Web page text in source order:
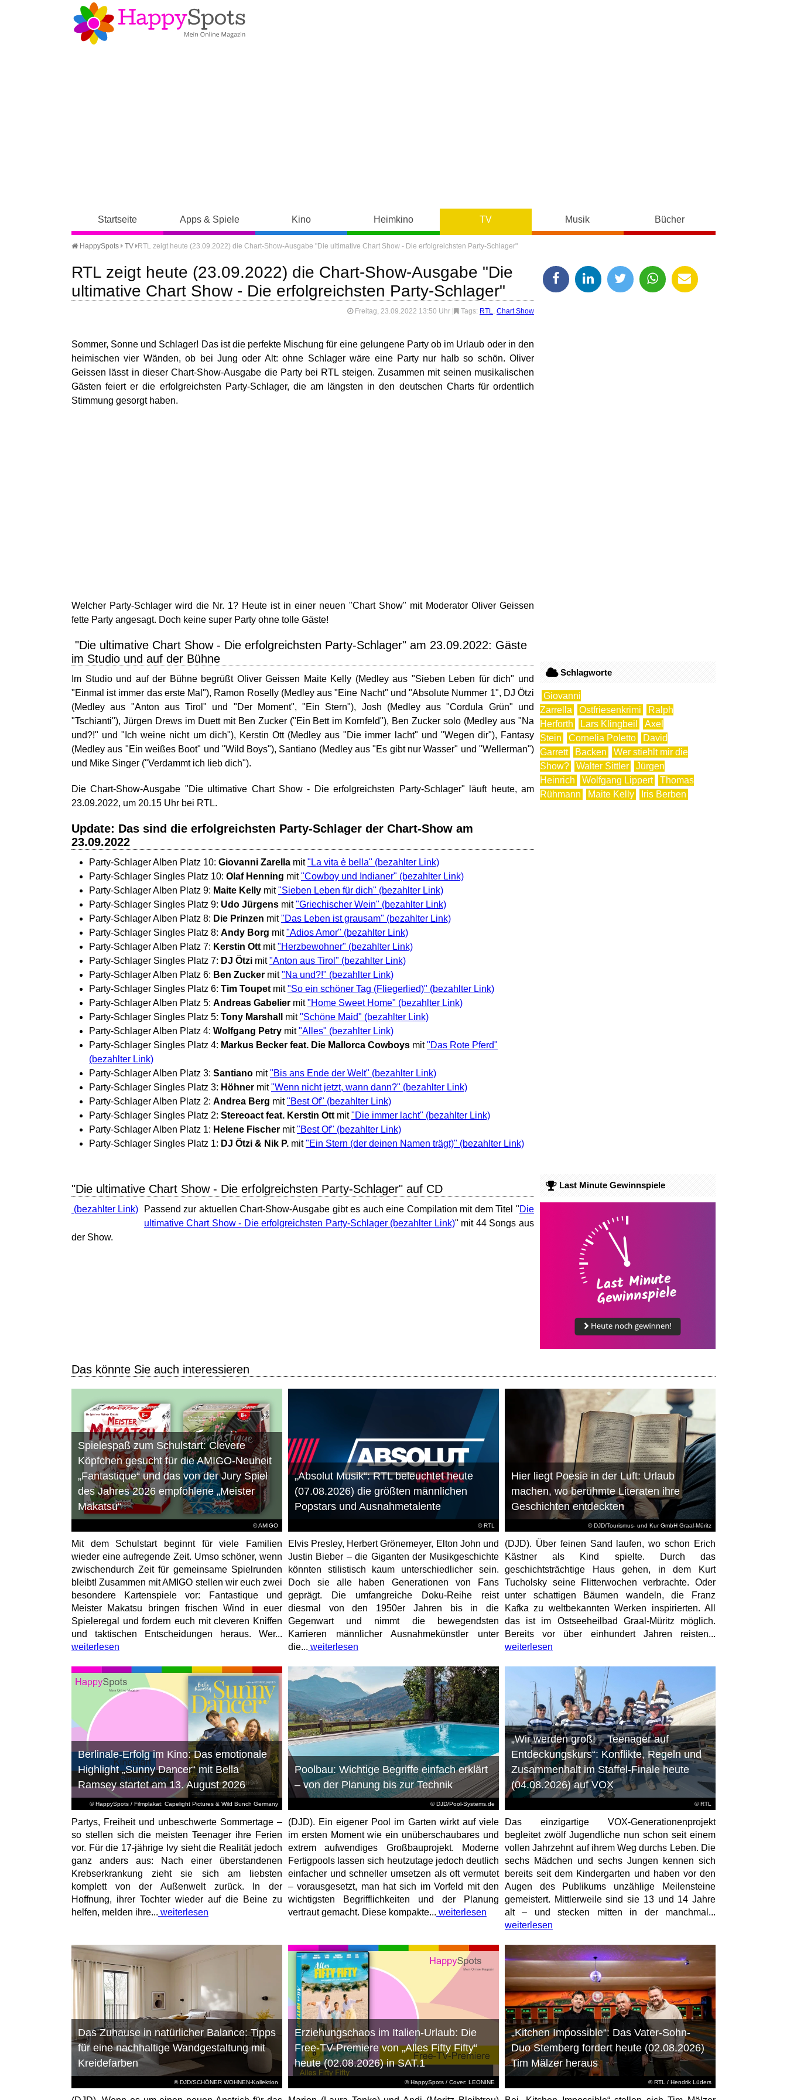
Startseite Apps & Spiele Kino Heimkino TV Musik Bücher
HappySpots TV RTL zeigt heute (23.09.2022) die Chart-Show-Ausgabe "Die ultimative Chart Show - Die erfolgreichsten Party-Schlager"
RTL zeigt heute (23.09.2022) die Chart-Show-Ausgabe "Die
ultimative Chart Show - Die erfolgreichsten Party-Schlager"
Freitag, 23.09.2022 13:50 Uhr Tags: RTL, Chart Show
Sommer, Sonne und Schlager! Das ist die perfekte Mischung für eine gelungene Party ob im Urlaub oder in den
heimischen vier Wänden, ob bei Jung oder Alt: ohne Schlager wäre eine Party nur halb so schön. Oliver
Geissen lässt in dieser Chart-Show-Ausgabe die Party bei RTL steigen. Zusammen mit seinen musikalischen
Gästen feiert er die erfolgreichsten Party-Schlager, die am längsten in den deutschen Charts für ordentlich
Stimmung gesorgt haben.
Welcher Party-Schlager wird die Nr. 1? Heute ist in einer neuen "Chart Show" mit Moderator Oliver Geissen
fette Party angesagt. Doch keine super Party ohne tolle Gäste!
"Die ultimative Chart Show - Die erfolgreichsten Party-Schlager" am 23.09.2022: Gäste
im Studio und auf der Bühne
Im Studio und auf der Bühne begrüßt Oliver Geissen Maite Kelly (Medley aus "Sieben Leben für dich" und
"Einmal ist immer das erste Mal"), Ramon Roselly (Medley aus "Eine Nacht" und "Absolute Nummer 1", DJ Ötzi
(Medley aus "Anton aus Tirol" und "Der Moment", "Ein Stern"), Josh (Medley aus "Cordula Grün" und
"Tschianti"), Jürgen Drews im Duett mit Ben Zucker ("Ein Bett im Kornfeld"), Ben Zucker solo (Medley aus "Na
und?!" und "Ich weine nicht um dich"), Kerstin Ott (Medley aus "Die immer lacht" und "Wegen dir"), Fantasy
(Medley aus "Ein weißes Boot" und "Wild Boys"), Santiano (Medley aus "Es gibt nur Wasser" und "Wellerman")
und Mike Singer ("Verdammt ich lieb dich").
Die Chart-Show-Ausgabe "Die ultimative Chart Show - Die erfolgreichsten Party-Schlager" läuft heute, am
23.09.2022, um 20.15 Uhr bei RTL.
Update: Das sind die erfolgreichsten Party-Schlager der Chart-Show am
23.09.2022
Party-Schlager Alben Platz 10: Giovanni Zarella mit"La vita è bella"
Party-Schlager Singles Platz 10: Olaf Henning mit"Cowboy und Indianer"
Party-Schlager Alben Platz 9: Maite Kelly mit"Sieben Leben für dich"
Party-Schlager Singles Platz 9: Udo Jürgens mit"Griechischer Wein"
Party-Schlager Alben Platz 8: Die Prinzen mit"Das Leben ist grausam"
Party-Schlager Singles Platz 8: Andy Borg mit"Adios Amor"
Party-Schlager Alben Platz 7: Kerstin Ott mit"Herzbewohner"
Party-Schlager Singles Platz 7: DJ Ötzi mit"Anton aus Tirol"
Party-Schlager Alben Platz 6: Ben Zucker mit"Na und?!"
Party-Schlager Singles Platz 6: Tim Toupet mit"So ein schöner Tag (Fliegerlied)"
Party-Schlager Alben Platz 5: Andreas Gabelier mit"Home Sweet Home"
Party-Schlager Singles Platz 5: Tony Marshall mit"Schöne Maid"
Party-Schlager Alben Platz 4: Wolfgang Petry mit"Alles"
Party-Schlager Singles Platz 4: Markus Becker feat. Die Mallorca Cowboys mit"Das Rote Pferd"
Party-Schlager Alben Platz 3: Santiano mit"Bis ans Ende der Welt"
Party-Schlager Singles Platz 3: Höhner mit"Wenn nicht jetzt, wann dann?"
Party-Schlager Alben Platz 2: Andrea Berg mit"Best Of"
Party-Schlager Singles Platz 2: Stereoact feat. Kerstin Ott mit"Die immer lacht"
Party-Schlager Alben Platz 1: Helene Fischer mit"Best Of"
Party-Schlager Singles Platz 1: DJ Ötzi & Nik P. mit"Ein Stern (der deinen Namen trägt)"
"Die ultimative Chart Show - Die erfolgreichsten Party-Schlager" auf CD
Passend zur aktuellen Chart-Show-Ausgabe gibt es auch eine Compilation mit dem Titel "Die
ultimative Chart Show - Die erfolgreichsten Party-Schlager
" mit 44 Songs aus
der Show.
Schlagworte
Giovanni
Zarrella
Ostfriesenkrimi
Ralph
Herforth
Lars Klingbeil
Axel
Stein
Cornelia Poletto
David
Garrett
Backen
Wer stiehlt mir die
Show?
Walter Sittler
Jürgen
Heinrich
Wolfgang Lippert
Thomas
Rühmann
Maite Kelly Iris Berben
Last Minute Gewinnspiele
Das könnte Sie auch interessieren
© AMIGO
Spielespaß zum Schulstart: Clevere
Köpfchen gesucht für die AMIGO-Neuheit
„Fantastique“ und das von der Jury Spiel
des Jahres 2026 empfohlene „Meister
Makatsu“
Mit dem Schulstart beginnt für viele Familien
wieder eine aufregende Zeit. Umso schöner, wenn
zwischendurch Zeit für gemeinsame Spielrunden
bleibt! Zusammen mit AMIGO stellen wir euch zwei
besondere Kartenspiele vor: Fantastique und
Meister Makatsu bringen frischen Wind in euer
Spieleregal und fordern euch mit cleveren Kniffen
und taktischen Entscheidungen heraus. Wer...
weiterlesen
© RTL
„Absolut Musik“: RTL beleuchtet heute
(07.08.2026) die größten männlichen
Popstars und Ausnahmetalente
Elvis Presley, Herbert Grönemeyer, Elton John und
Justin Bieber – die Giganten der Musikgeschichte
könnten stilistisch kaum unterschiedlicher sein.
Doch sie alle haben Generationen von Fans
geprägt. Die umfangreiche Doku-Reihe reist
diesmal von den 1950er Jahren bis in die
Gegenwart und nimmt die bewegendsten
Karrieren männlicher Ausnahmekünstler unter
die... weiterlesen
© DJD/Tourismus- und Kur GmbH Graal-Müritz
Hier liegt Poesie in der Luft: Urlaub
machen, wo berühmte Literaten ihre
Geschichten entdeckten
(DJD). Über feinen Sand laufen, wo schon Erich
Kästner als Kind spielte. Durch das
geschichtsträchtige Haus gehen, in dem Kurt
Tucholsky seine Flitterwochen verbrachte. Oder
unter schattigen Bäumen wandeln, die Franz
Kafka zu weltbekannten Werken inspirierten. All
das ist im Ostseeheilbad Graal-Müritz möglich.
Bereits vor über einhundert Jahren reisten...
weiterlesen
© HappySpots / Filmplakat: Capelight Pictures & Wild Bunch Germany
Berlinale-Erfolg im Kino: Das emotionale
Highlight „Sunny Dancer“ mit Bella
Ramsey startet am 13. August 2026
Partys, Freiheit und unbeschwerte Sommertage –
so stellen sich die meisten Teenager ihre Ferien
vor. Für die 17-jährige Ivy sieht die Realität jedoch
ganz anders aus: Nach einer überstandenen
Krebserkrankung zieht sie sich am liebsten
komplett von der Außenwelt zurück. In der
Hoffnung, ihrer Tochter wieder auf die Beine zu
helfen, melden ihre... weiterlesen
© DJD/Pool-Systems.de
Poolbau: Wichtige Begriffe einfach erklärt
– von der Planung bis zur Technik
(DJD). Ein eigener Pool im Garten wirkt auf viele
im ersten Moment wie ein unüberschaubares und
extrem aufwendiges Großbauprojekt. Moderne
Fertigpools lassen sich heutzutage jedoch deutlich
einfacher und schneller umsetzen als oft vermutet
– vorausgesetzt, man hat sich im Vorfeld mit den
wichtigsten Begrifflichkeiten und der Planung
vertraut gemacht. Diese kompakte... weiterlesen
© RTL
„Wir werden groß! – Teenager auf
Entdeckungskurs“: Konflikte, Regeln und
Zusammenhalt im Staffel-Finale heute
(04.08.2026) auf VOX
Das einzigartige VOX-Generationenprojekt
begleitet zwölf Jugendliche nun schon seit einem
vollen Jahrzehnt auf ihrem Weg durchs Leben. Die
sechs Mädchen und sechs Jungen kennen sich
bereits seit dem Kindergarten und haben vor den
Augen des Publikums unzählige Meilensteine
gemeistert. Mittlerweile sind sie 13 und 14 Jahre
alt – und stecken mitten in der manchmal...
weiterlesen
© DJD/SCHÖNER WOHNEN-Kollektion
Das Zuhause in natürlicher Balance: Tipps
für eine nachhaltige Wandgestaltung mit
Kreidefarben
© HappySpots / Cover: LEONINE
Erziehungschaos im Italien-Urlaub: Die
Free-TV-Premiere von „Alles Fifty Fifty“
heute (02.08.2026) in SAT.1
© RTL/ Hendrik Lüders
„Kitchen Impossible“: Das Vater-Sohn-
Duo Stemberg fordert heute (02.08.2026)
Tim Mälzer heraus